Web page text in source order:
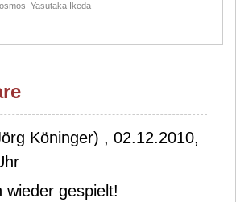
Yasutaka Ikeda
Köninger) , 02.12.2010,
wieder gespielt!